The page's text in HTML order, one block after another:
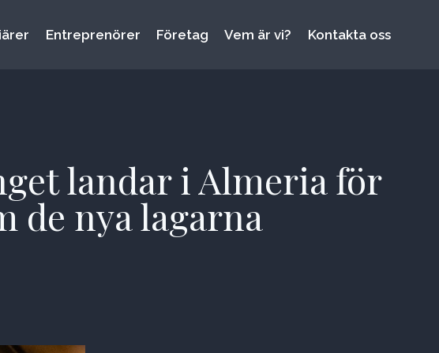
Entreprenörer Företag Vem är vi? Kontakta oss
landar i Almeria för
de nya lagarna